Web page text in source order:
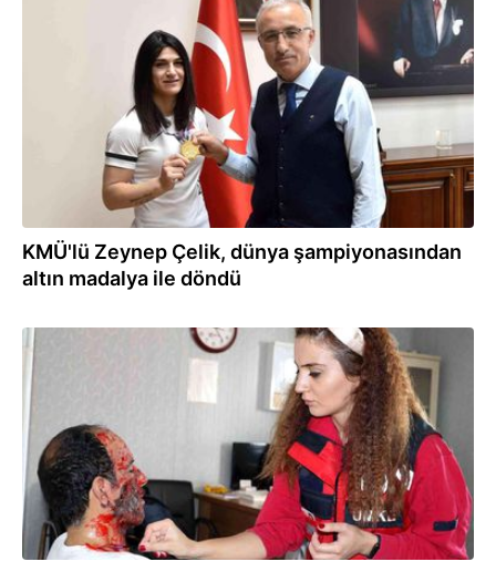
KMÜ'lü Zeynep Çelik, dünya şampiyonasından
altın madalya ile döndü